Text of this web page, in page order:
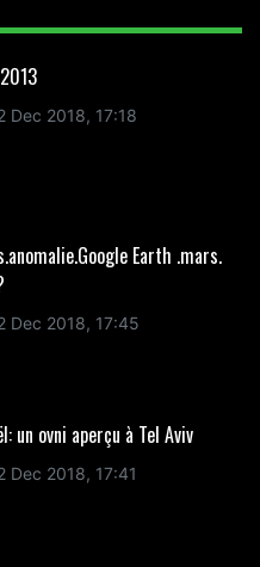
Dec 2018, 17:18
Earth .mars.
Dec 2018, 17:45
un ovni aperçu à Tel Aviv
Dec 2018, 17:41